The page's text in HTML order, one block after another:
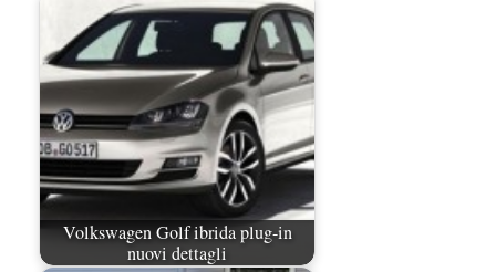
Volkswagen Golf ibrida plug-in
nuovi dettagli